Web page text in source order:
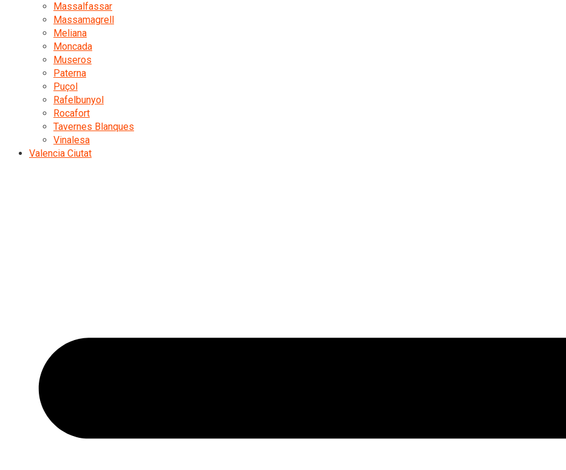
Massalfassar
Massamagrell
Meliana
Moncada
Museros
Paterna
Puçol
Rafelbunyol
Rocafort
Tavernes Blanques
Vinalesa
Valencia Ciutat